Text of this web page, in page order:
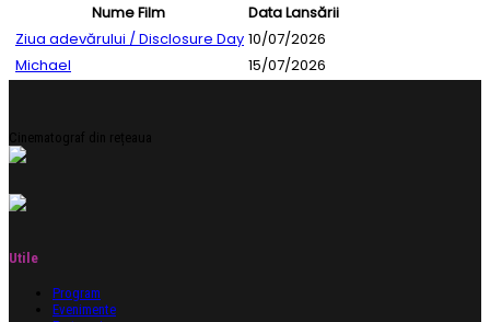
Nume Film
Data Lansării
Ziua adevărului / Disclosure Day 10/07/2026
Michael
15/07/2026
Cinematograf din rețeaua
Utile
Program
Evenimente